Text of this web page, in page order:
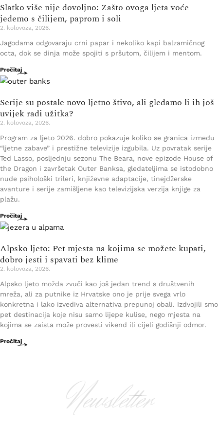
Slatko više nije dovoljno: Zašto ovoga ljeta voće
jedemo s čilijem, paprom i soli
2. kolovoza, 2026.
Jagodama odgovaraju crni papar i nekoliko kapi balzamičnog
octa, dok se dinja može spojiti s pršutom, čilijem i mentom.
Pročitaj
Serije su postale novo ljetno štivo, ali gledamo li ih još
uvijek radi užitka?
2. kolovoza, 2026.
Program za ljeto 2026. dobro pokazuje koliko se granica između
“ljetne zabave” i prestižne televizije izgubila. Uz povratak serije
Ted Lasso, posljednju sezonu The Beara, nove epizode House of
the Dragon i završetak Outer Banksa, gledateljima se istodobno
nude psihološki trileri, književne adaptacije, tinejdžerske
avanture i serije zamišljene kao televizijska verzija knjige za
plažu.
Pročitaj
Alpsko ljeto: Pet mjesta na kojima se možete kupati,
dobro jesti i spavati bez klime
2. kolovoza, 2026.
Alpsko ljeto možda zvuči kao još jedan trend s društvenih
mreža, ali za putnike iz Hrvatske ono je prije svega vrlo
konkretna i lako izvediva alternativa prepunoj obali. Izdvojili smo
pet destinacija koje nisu samo lijepe kulise, nego mjesta na
kojima se zaista može provesti vikend ili cijeli godišnji odmor.
Pročitaj
Newsletter